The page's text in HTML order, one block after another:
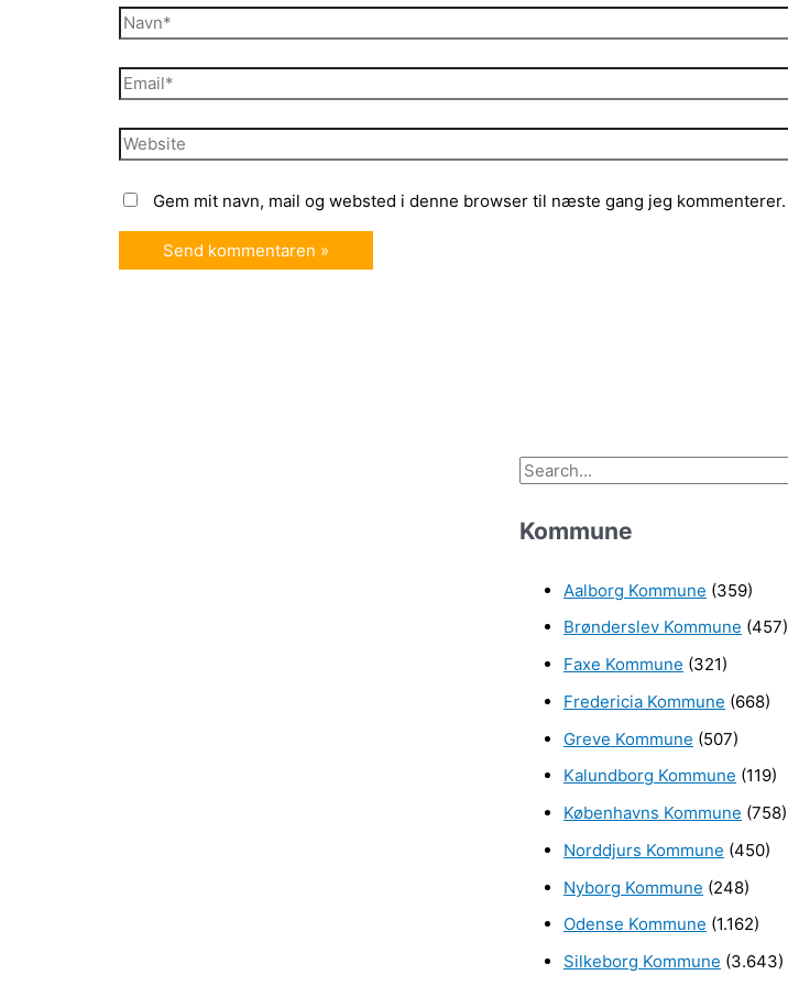
Navn*
Email*
Website
Gem mit navn, mail og websted i denne browser til næste gang jeg kommenterer.
S
g
Kommune
Aalborg Kommune (359)
Brønderslev Kommune (457)
Faxe Kommune (321)
Fredericia Kommune (668)
Greve Kommune (507)
Kalundborg Kommune (119)
Københavns Kommune (758)
Norddjurs Kommune (450)
Nyborg Kommune (248)
Odense Kommune (1.162)
Silkeborg Kommune (3.643)